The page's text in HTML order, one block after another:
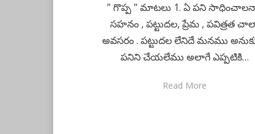
” గొప్ప ” మాటలు 1. ఏ పని
సహనం , పట్టుదల, ప్రేమ , పవిత్రత
అవసరం . పట్టుదల లేనిదే మనము
పనిని చేయలేము అలాగే ఎప్పటికి…
Read More